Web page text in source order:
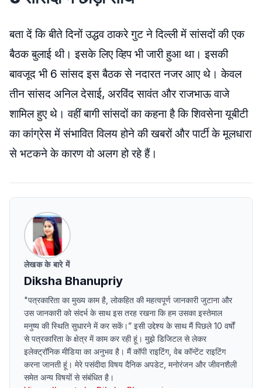
बता दें कि बीते दिनों उद्धव ठाकरे गुट ने दिल्ली में सांसदों की एक
बैठक बुलाई थी। इसके लिए व्हिप भी जारी हुआ था। इसकी
बावजूद भी 6 सांसद इस बैठक से नदारत नजर आए थे। केवल
तीन सांसद अनिल देसाई, अरविंद सावंत और राजभाऊ वाजे
शामिल हुए थे। वहीं बागी सांसदों का कहना है कि शिवसेना यूबीटी
का कांग्रेस में संभावित विलय होने की खबरों और पार्टी के मूलधारा
से भटकने के कारण वो अलग हो रहे हैं।
लेखक के बारे में
Diksha Bhanupriy
"पत्रकारिता का मुख्य काम है, लोकहित की महत्वपूर्ण जानकारी जुटाना और
उस जानकारी को संदर्भ के साथ इस तरह रखना कि हम उसका इस्तेमाल
मनुष्य की स्थिति सुधारने में कर सकें।” इसी उद्देश्य के साथ मैं पिछले 10 वर्षों
से पत्रकारिता के क्षेत्र में काम कर रही हूं। मुझे डिजिटल से लेकर
इलेक्ट्रॉनिक मीडिया का अनुभव है। मैं कॉपी राइटिंग, वेब कॉन्टेंट राइटिंग
करना जानती हूं। मेरे पसंदीदा विषय दैनिक अपडेट, मनोरंजन और जीवनशैली
समेत अन्य विषयों से संबंधित है।